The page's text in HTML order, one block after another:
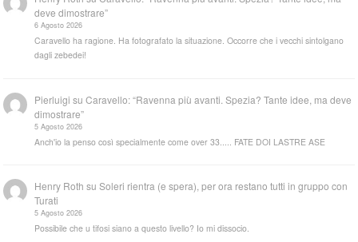
deve dimostrare”
6 Agosto 2026
Caravello ha ragione. Ha fotografato la situazione. Occorre che i vecchi sintolgano
dagli zebedei!
Pierluigi suCaravello: “Ravenna più avanti. Spezia? Tante idee, ma deve
dimostrare”
5 Agosto 2026
Anch'io la penso così specialmente come over 33..... FATE DOI LASTRE ASE
Henry Roth suSoleri rientra (e spera), per ora restano tutti in gruppo con
Turati
5 Agosto 2026
Possibile che u tifosi siano a questo livello? Io mi dissocio.